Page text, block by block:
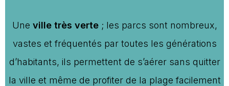
Une ville très verte; les parcs sont nombreux,
vastes et fréquentés par toutes les générations
d’habitants, ils permettent de s’aérer sans quitter
la ville et même de profiter de la plage facilement